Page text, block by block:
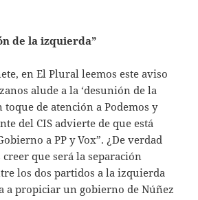
de la izquierda”
en El Plural leemos este aviso
alude a la ‘desunión de la
toque de atención a Podemos y
del CIS advierte de que está
a PP y Vox”. ¿De verdad
que será la separación
los dos partidos a la izquierda
a propiciar un gobierno de Núñez